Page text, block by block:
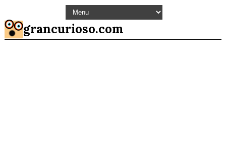
grancurioso.com